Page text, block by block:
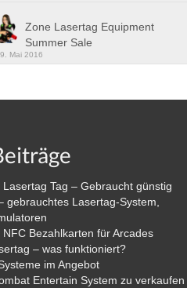
Zone Lasertag Equipment
Summer Sale
Mai 2016
Tag – Gebraucht günstig
gebrauchtes Lasertag-System,
NFC Bezahlkarten für Arcades
– was funktioniert?
im Angebot
Entertain System zu verkaufen